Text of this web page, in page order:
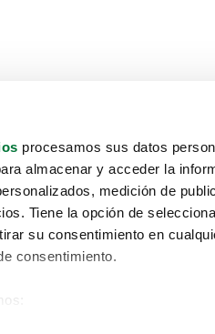
procesamos sus datos
almacenar y acceder la
medición de
Tiene la opción de
su consentimiento en
consentimiento.